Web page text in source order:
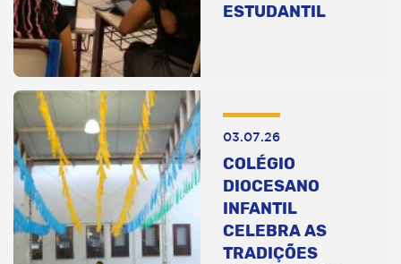
ESTUDANTIL
03.07.26
COLÉGIO
DIOCESANO
INFANTIL
CELEBRA AS
TRADIÇÕES